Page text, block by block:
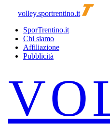
volley.sportrentino.it
SporTrentino.it
Chi siamo
Affiliazione
Pubblicità